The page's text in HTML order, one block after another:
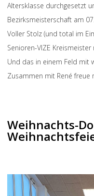
Altersklasse durchgesetzt
Bezirksmeisterschaft am
Voller Stolz (und total im
Senioren-VIZE Kreismeister
Und das in einem Feld mit
Zusammen mit René freue
Weihnachts-